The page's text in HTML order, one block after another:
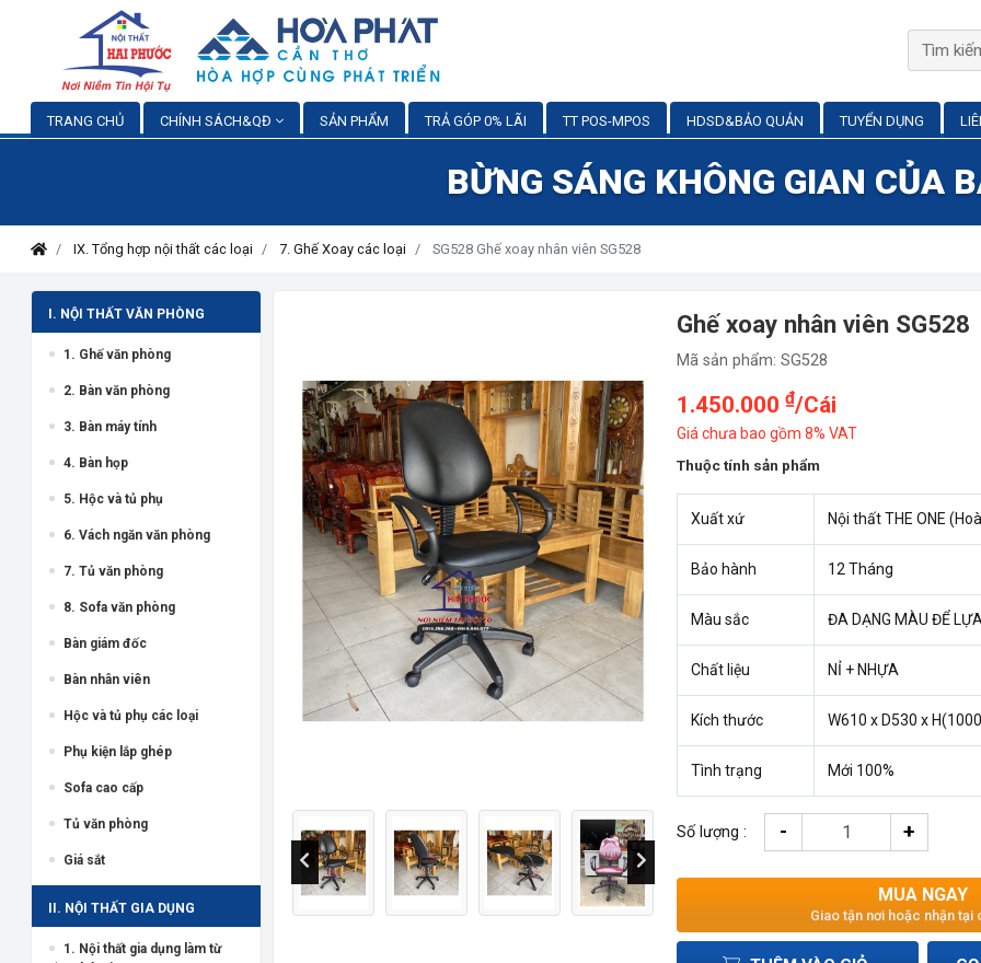
TRANG CHỦ CHÍNH SÁCH&QĐ SẢN PHẨM TRẢ GÓP 0% LÃI TT POS-MPOS HDSD&BẢO QUẢN TUYỂN DỤNG
BỪNG SÁNG KHÔNG GIAN CỦA
IX. Tổng hợp nội thất các loại 7. Ghế Xoay các loại SG528 Ghế xoay nhân viên SG528
I. NỘI THẤT VĂN PHÒNG
1. Ghế văn phòng
2. Bàn văn phòng
3. Bàn máy tính
4. Bàn họp
5. Hộc và tủ phụ
6. Vách ngăn văn phòng
7. Tủ văn phòng
8. Sofa văn phòng
Bàn giám đốc
Bàn nhân viên
Hộc và tủ phụ các loại
Phụ kiện lắp ghép
Sofa cao cấp
Tủ văn phòng
Giá sắt
II. NỘI THẤT GIA DỤNG
1. Nội thất gia dụng làm từ
Ghế xoay nhân viên SG528
Mã sản phẩm: SG528
1.450.000₫/Cái
Giá chưa bao gồm 8% VAT
Thuộc tính sản phẩm
Xuất xứ Nội thất THE ONE
Bảo hành 12 Tháng
Màu sắc ĐA DẠNG MÀU ĐỂ
Chất liệu NỈ + NHỰA
Kích thước W610 x D530 x
Tình trạng Mới 100%
Số lượng : - +
MUA NGAY
Giao tận nơi hoặc nhận tại